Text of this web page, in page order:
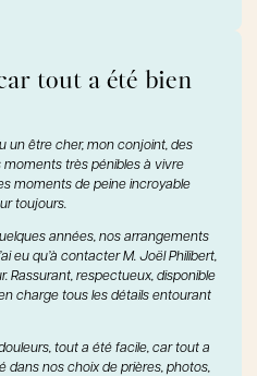
tout a été bien
un être cher, mon conjoint, des
moments très pénibles à vivre
moments de peine incroyable
toujours.
années, nos arrangements
eu qu’à contacter M. Joël Philibert,
respectueux, disponible
charge tous les détails entourant
tout a été facile, car tout a
dans nos choix de prières, photos,